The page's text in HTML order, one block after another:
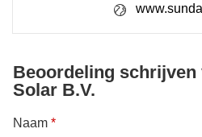
Beoordeling schrijven
Solar B.V.
Naam *